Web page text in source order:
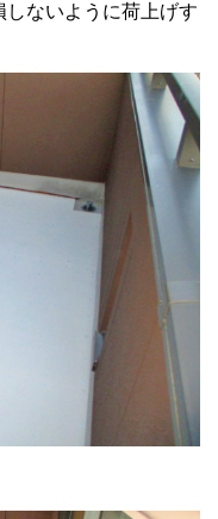
しないように荷上げす